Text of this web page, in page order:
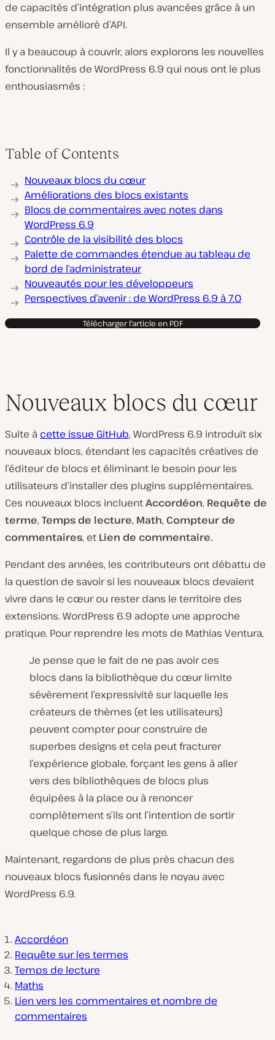
de capacités d’intégration plus avancées grâce à un
ensemble amélioré d’API.
Il y a beaucoup à couvrir, alors explorons les nouvelles
fonctionnalités de WordPress 6.9 qui nous ont le plus
enthousiasmés :
Table of Contents
Nouveaux blocs du cœur
Améliorations des blocs existants
Blocs de commentaires avec notes dans
WordPress 6.9
Contrôle de la visibilité des blocs
Palette de commandes étendue au tableau de
bord de l’administrateur
Nouveautés pour les développeurs
Perspectives d’avenir : de WordPress 6.9 à 7.0
Télécharger l'article en PDF
Nouveaux blocs du cœur
Suite à cette issue GitHub, WordPress 6.9 introduit six
nouveaux blocs, étendant les capacités créatives de
l’éditeur de blocs et éliminant le besoin pour les
utilisateurs d’installer des plugins supplémentaires.
Ces nouveaux blocs incluentAccordéon, Requête de
terme, Temps de lecture, Math, Compteur de
commentaires, et Lien de commentaire.
Pendant des années, les contributeurs ont débattu de
la question de savoir si les nouveaux blocs devaient
vivre dans le cœur ou rester dans le territoire des
extensions. WordPress 6.9 adopte une approche
pratique. Pour reprendre les mots de Mathias Ventura,
Je pense que le fait de ne pas avoir ces
blocs dans la bibliothèque du cœur limite
sévèrement l’expressivité sur laquelle les
créateurs de thèmes (et les utilisateurs)
peuvent compter pour construire de
superbes designs et cela peut fracturer
l’expérience globale, forçant les gens à aller
vers des bibliothèques de blocs plus
équipées à la place ou à renoncer
complètement s’ils ont l’intention de sortir
quelque chose de plus large.
Maintenant, regardons de plus près chacun des
nouveaux blocs fusionnés dans le noyau avec
WordPress 6.9.
Accordéon
Requête sur les termes
Temps de lecture
Maths
Lien vers les commentaires et nombre de
commentaires